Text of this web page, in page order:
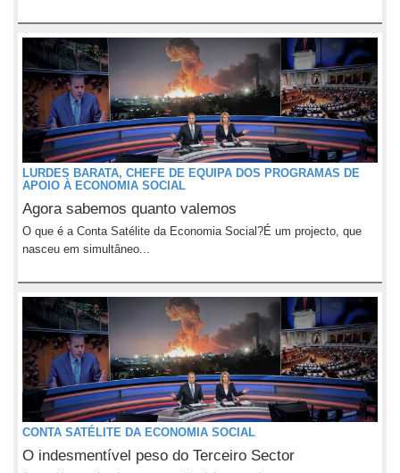
LURDES BARATA, CHEFE DE EQUIPA DOS PROGRAMAS DE
APOIO À ECONOMIA SOCIAL
Agora sabemos quanto valemos
O que é a Conta Satélite da Economia Social?É um projecto, que
nasceu em simultâneo...
CONTA SATÉLITE DA ECONOMIA SOCIAL
O indesmentível peso do Terceiro Sector